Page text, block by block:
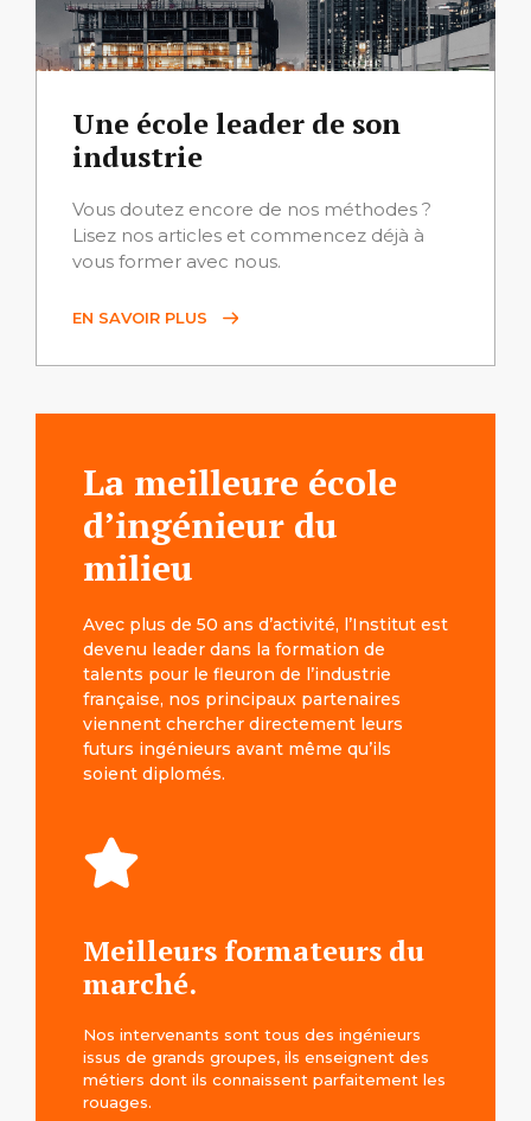
Une école leader de son
industrie
Vous doutez encore de nos méthodes ?
Lisez nos articles et commencez déjà à
vous former avec nous.
EN SAVOIR PLUS
La meilleure école
d’ingénieur du
milieu
Avec plus de 50 ans d’activité, l’Institut est
devenu leader dans la formation de
talents pour le fleuron de l’industrie
française, nos principaux partenaires
viennent chercher directement leurs
futurs ingénieurs avant même qu’ils
soient diplomés.
Meilleurs formateurs du
marché.
Nos intervenants sont tous des ingénieurs
issus de grands groupes, ils enseignent des
métiers dont ils connaissent parfaitement les
rouages.